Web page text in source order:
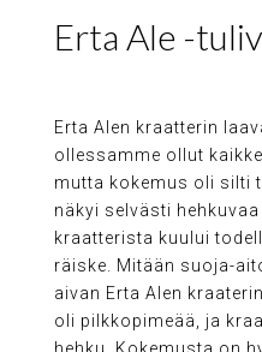
Erta Ale -
Erta Alen kraatterin
ollessamme ollut
mutta kokemus oli silti
näkyi selvästi
kraatterista kuului
räiske. Mitään suoja-
aivan Erta Alen
oli pilkkopimeää, ja